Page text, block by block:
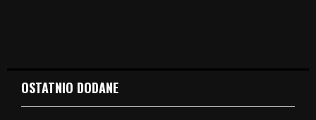
OSTATNIO DODANE